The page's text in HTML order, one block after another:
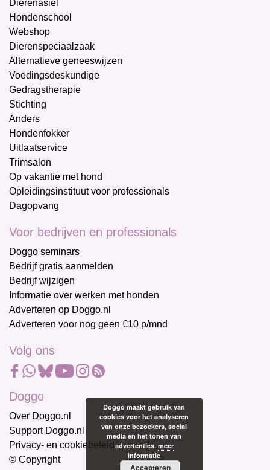
Dierenasiel
Hondenschool
Webshop
Dierenspeciaalzaak
Alternatieve geneeswijzen
Voedingsdeskundige
Gedragstherapie
Stichting
Anders
Hondenfokker
Uitlaatservice
Trimsalon
Op vakantie met hond
Opleidingsinstituut voor professionals
Dagopvang
Voor bedrijven en professionals
Doggo seminars
Bedrijf gratis aanmelden
Bedrijf wijzigen
Informatie over werken met honden
Adverteren op Doggo.nl
Adverteren voor nog geen €10 p/mnd
Volg ons
Doggo
Over Doggo.nl
Support Doggo.nl
Privacy- en cookiebeleid
© Copyright
Doggo maakt gebruik van
cookies voor het analyseren
van onze bezoekers, social
media en het tonen van
advertenties. meer
informatie
Accepteren